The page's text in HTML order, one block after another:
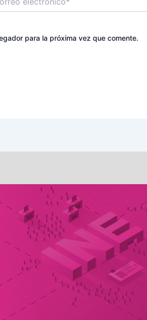
para la próxima vez que comente.